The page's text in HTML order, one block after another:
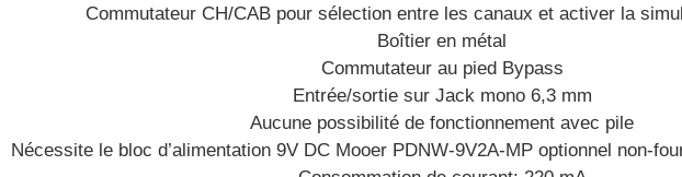
Commutateur CH/CAB pour sélection entre les canaux et activer la
Boîtier en métal
Commutateur au pied Bypass
Entrée/sortie sur Jack mono 6,3 mm
Aucune possibilité de fonctionnement avec pile
Nécessite le bloc d’alimentation 9V DC Mooer PDNW-9V2A-MP optionnel non-